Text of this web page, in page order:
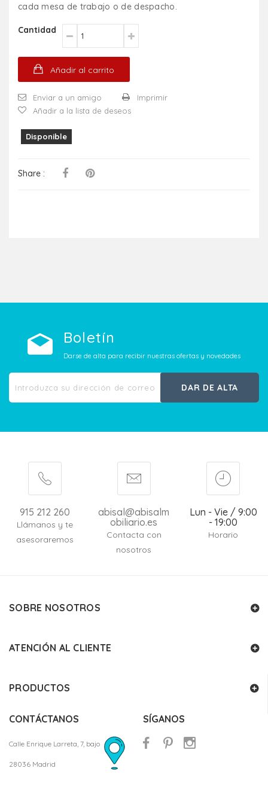
cada mesa de trabajo o de despacho.
Cantidad
Añadir al carrito
Enviar a un amigo
Imprimir
Añadir a la lista de deseos
Disponible
Share :
Boletín
Darse de alta para recibir nuestras ofertas y novedades
DAR DE ALTA
915 212 260
Llámanos y te
asesoraremos
abisal@abisalm
obiliario.es
Contacta con
nosotros
Lun - Vie / 9:00
- 19:00
Horario
SOBRE NOSOTROS
ATENCIÓN AL CLIENTE
PRODUCTOS
CONTÁCTANOS
Calle Enrique Larreta, 7, bajo
28036 Madrid
SÍGANOS